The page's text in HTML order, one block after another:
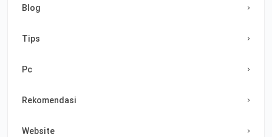
Blog
Tips
Pc
Rekomendasi
Website